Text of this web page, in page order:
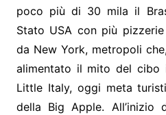
poco più di 30 mila il
Stato USA con più
da New York, metropoli
alimentato il mito del cibo
Little Italy, oggi meta
della Big Apple.